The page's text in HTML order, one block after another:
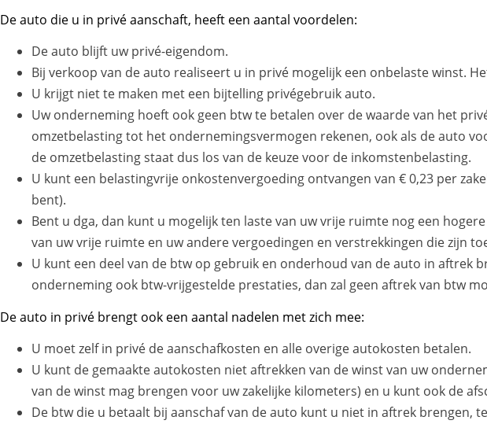
De auto die u in privé aanschaft, heeft een aantal voordelen:
De auto blijft uw privé-eigendom.
Bij verkoop van de auto realiseert u in privé mogelijk een onbelaste winst.
U krijgt niet te maken met een bijtelling privégebruik auto.
Uw onderneming hoeft ook geen btw te betalen over de waarde van het
omzetbelasting tot het ondernemingsvermogen rekenen, ook als de auto
de omzetbelasting staat dus los van de keuze voor de inkomstenbelasting.
U kunt een belastingvrije onkostenvergoeding ontvangen van € 0,23 per
bent).
Bent u dga, dan kunt u mogelijk ten laste van uw vrije ruimte nog een
van uw vrije ruimte en uw andere vergoedingen en verstrekkingen die zijn
U kunt een deel van de btw op gebruik en onderhoud van de auto in
onderneming ook btw-vrijgestelde prestaties, dan zal geen aftrek van btw
De auto in privé brengt ook een aantal nadelen met zich mee:
U moet zelf in privé de aanschafkosten en alle overige autokosten betalen.
U kunt de gemaakte autokosten niet aftrekken van de winst van uw
van de winst mag brengen voor uw zakelijke kilometers) en u kunt ook de
De btw die u betaalt bij aanschaf van de auto kunt u niet in aftrek brengen,